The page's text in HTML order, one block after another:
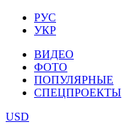
РУС
УКР
ВИДЕО
ФОТО
ПОПУЛЯРНЫЕ
СПЕЦПРОЕКТЫ
USD